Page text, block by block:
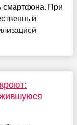
смартфона. При